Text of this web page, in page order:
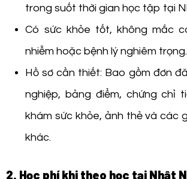
trong suốt thời gian học tập tại
Có sức khỏe tốt, không mắc
nhiễm hoặc bệnh lý nghiêm trọng.
Hồ sơ cần thiết: Bao gồm đơn
nghiệp, bảng điểm, chứng chỉ
khám sức khỏe, ảnh thẻ và các
khác.
2. Học phí khi theo học tại Nhật